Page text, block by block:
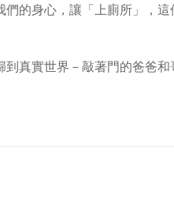
的身心，讓「上廁所」，
實世界－敲著門的爸爸和